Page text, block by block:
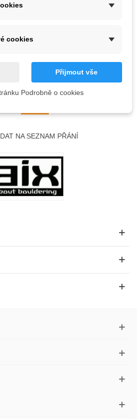
NA SEZNAM PŘÁNÍ
cookies
Přijmout vše
Podrobně o cookies